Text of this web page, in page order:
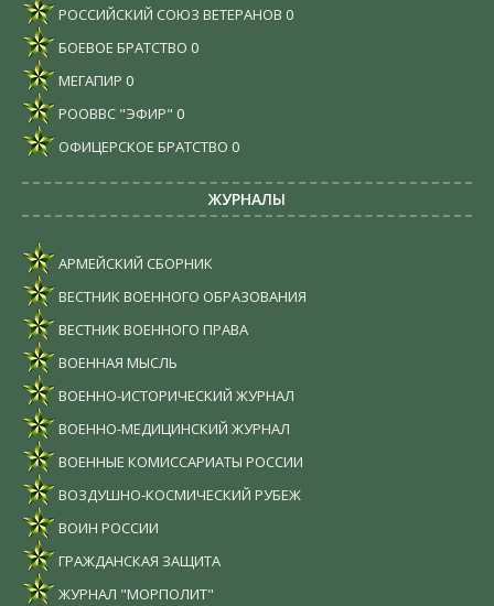
РОССИЙСКИЙ СОЮЗ ВЕТЕРАНОВ 0
БОЕВОЕ БРАТСТВО 0
МЕГАПИР 0
РООВВС "ЭФИР" 0
ОФИЦЕРСКОЕ БРАТСТВО 0
ЖУРНАЛЫ
АРМЕЙСКИЙ СБОРНИК
ВЕСТНИК ВОЕННОГО ОБРАЗОВАНИЯ
ВЕСТНИК ВОЕННОГО ПРАВА
ВОЕННАЯ МЫСЛЬ
ВОЕННО-ИСТОРИЧЕСКИЙ ЖУРНАЛ
ВОЕННО-МЕДИЦИНСКИЙ ЖУРНАЛ
ВОЕННЫЕ КОМИССАРИАТЫ РОССИИ
ВОЗДУШНО-КОСМИЧЕСКИЙ РУБЕЖ
ВОИН РОССИИ
ГРАЖДАНСКАЯ ЗАЩИТА
ЖУРНАЛ "МОРПОЛИТ"